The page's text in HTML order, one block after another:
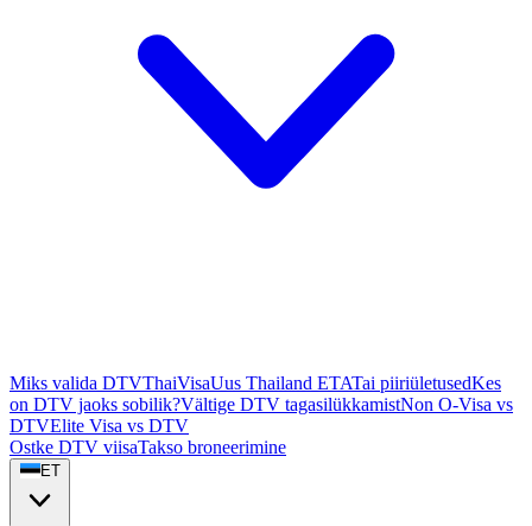
Miks valida DTVThaiVisaUus Thailand ETATai piiriületusedKes
on DTV jaoks sobilik?Vältige DTV tagasilükkamistNon O-Visa vs
DTVElite Visa vs DTV
Ostke DTV viisaTakso broneerimine
ET